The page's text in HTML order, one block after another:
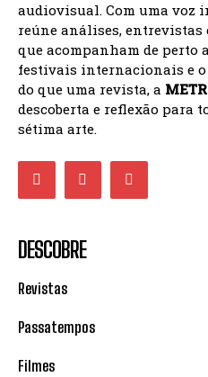
audiovisual. Com uma voz
reúne análises, entrevistas
que acompanham de perto
festivais internacionais e
do que uma revista, a
descoberta e reflexão para
sétima arte.
DESCOBRE
Revistas
Passatempos
Filmes